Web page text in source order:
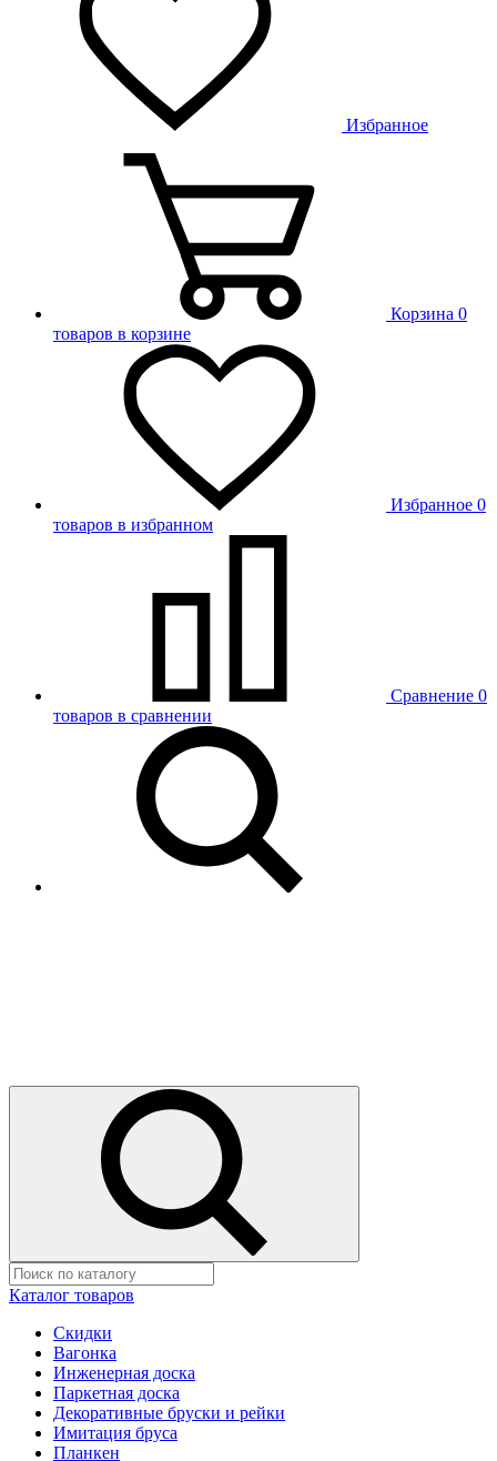
Избранное
Корзина 0
товаров в корзине
Избранное 0
товаров в избранном
Сравнение 0
товаров в сравнении
Каталог товаров
Скидки
Вагонка
Инженерная доска
Паркетная доска
Декоративные бруски и рейки
Имитация бруса
Планкен